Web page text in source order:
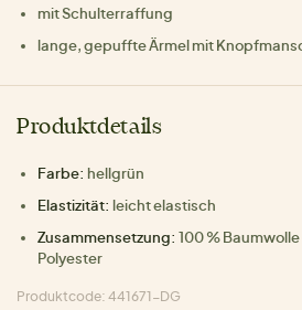
mit Schulterraffung
lange, gepuffte Ärmel mit
Produktdetails
Farbe: hellgrün
Elastizität: leicht elastisch
Zusammensetzung: 100 %
Polyester
Produktcode: 441671-DG